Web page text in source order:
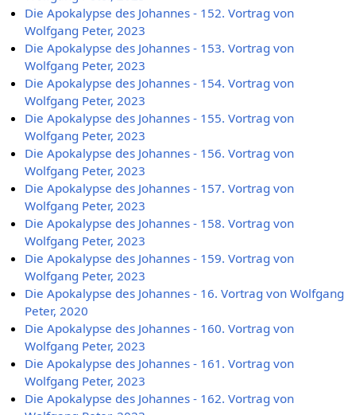
Die Apokalypse des Johannes - 152. Vortrag von
Wolfgang Peter, 2023
Die Apokalypse des Johannes - 153. Vortrag von
Wolfgang Peter, 2023
Die Apokalypse des Johannes - 154. Vortrag von
Wolfgang Peter, 2023
Die Apokalypse des Johannes - 155. Vortrag von
Wolfgang Peter, 2023
Die Apokalypse des Johannes - 156. Vortrag von
Wolfgang Peter, 2023
Die Apokalypse des Johannes - 157. Vortrag von
Wolfgang Peter, 2023
Die Apokalypse des Johannes - 158. Vortrag von
Wolfgang Peter, 2023
Die Apokalypse des Johannes - 159. Vortrag von
Wolfgang Peter, 2023
Die Apokalypse des Johannes - 16. Vortrag von Wolfgang
Peter, 2020
Die Apokalypse des Johannes - 160. Vortrag von
Wolfgang Peter, 2023
Die Apokalypse des Johannes - 161. Vortrag von
Wolfgang Peter, 2023
Die Apokalypse des Johannes - 162. Vortrag von